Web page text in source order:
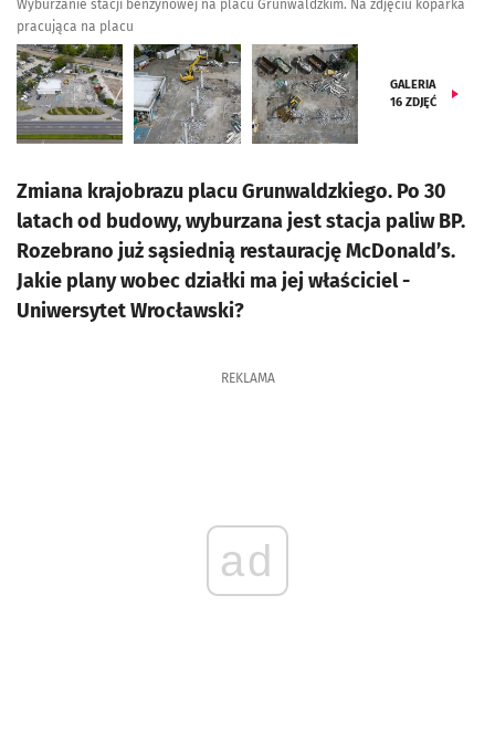
Wyburzanie stacji benzynowej na placu Grunwaldzkim. Na zdjęciu koparka
pracująca na placu
GALERIA
16 ZDJĘĆ
Zmiana krajobrazu placu Grunwaldzkiego. Po 30
latach od budowy, wyburzana jest stacja paliw BP.
Rozebrano już sąsiednią restaurację McDonald’s.
Jakie plany wobec działki ma jej właściciel -
Uniwersytet Wrocławski?
REKLAMA
ad